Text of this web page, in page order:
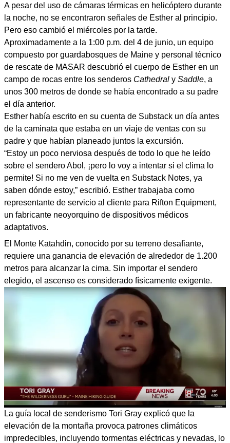
A pesar del uso de cámaras térmicas en helicóptero durante
la noche, no se encontraron señales de Esther al principio.
Pero eso cambió el miércoles por la tarde.
Aproximadamente a la 1:00 p.m. del 4 de junio, un equipo
compuesto por guardabosques de Maine y personal técnico
de rescate de MASAR descubrió el cuerpo de Esther en un
campo de rocas entre los senderos Cathedral y Saddle, a
unos 300 metros de donde se había encontrado a su padre
el día anterior.
Esther había escrito en su cuenta de Substack un día antes
de la caminata que estaba en un viaje de ventas con su
padre y que habían planeado juntos la excursión.
“Estoy un poco nerviosa después de todo lo que he leído
sobre el sendero Abol, ¡pero lo voy a intentar si el clima lo
permite! Si no me ven de vuelta en Substack Notes, ya
saben dónde estoy,” escribió. Esther trabajaba como
representante de servicio al cliente para Rifton Equipment,
un fabricante neoyorquino de dispositivos médicos
adaptativos.
El Monte Katahdin, conocido por su terreno desafiante,
requiere una ganancia de elevación de alrededor de 1.200
metros para alcanzar la cima. Sin importar el sendero
elegido, el ascenso es considerado físicamente exigente.
La guía local de senderismo Tori Gray explicó que la
elevación de la montaña provoca patrones climáticos
impredecibles, incluyendo tormentas eléctricas y nevadas, lo